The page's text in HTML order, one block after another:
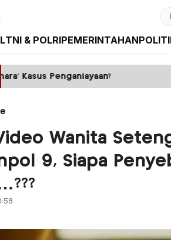
TNI & POLRIPEMERINTAHAN
Truk Tambang
Wanita
9, Siapa